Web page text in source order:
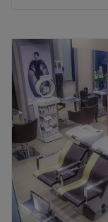
Τρίτη
Τετάρτη
Πέμπτη
Παρασκευή
Σάββατο
Κυριακή
Το New You
Καμένων
ξεκίνησε πριν
κομμωτικής, αλλά